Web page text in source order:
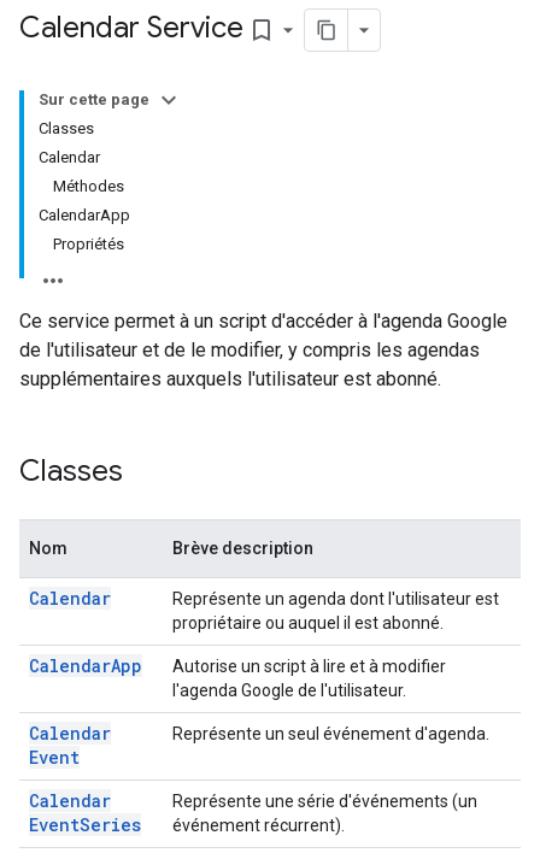
Calendar Service bookmark_border
Sur cette page
Classes
Calendar
Méthodes
CalendarApp
Propriétés
Ce service permet à un script d'accéder à l'agenda Google
de l'utilisateur et de le modifier, y compris les agendas
supplémentaires auxquels l'utilisateur est abonné.
Classes
Nom Brève description
Calendar
Représente un agenda dont l'utilisateur est
propriétaire ou auquel il est abonné.
CalendarApp
Autorise un script à lire et à modifier
l'agenda Google de l'utilisateur.
Calendar
Event
Représente un seul événement d'agenda.
Calendar
EventSeries
Représente une série d'événements (un
événement récurrent).